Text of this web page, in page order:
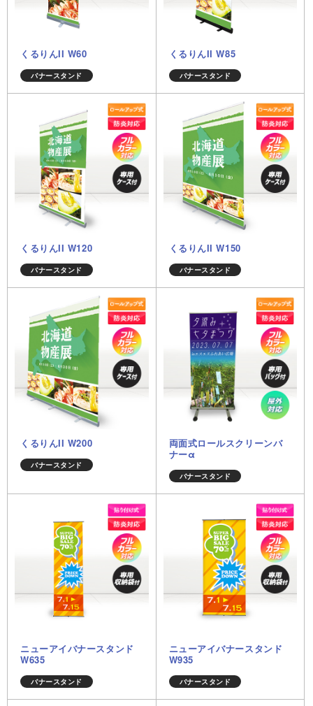
くるりんII W60
バナースタンド
くるりんII W85
バナースタンド
くるりんII W120
バナースタンド
くるりんII W150
バナースタンド
くるりんII W200
バナースタンド
両面式ロールスクリーンバ
ナーα
バナースタンド
ニューアイバナースタンド
W635
バナースタンド
ニューアイバナースタンド
W935
バナースタンド